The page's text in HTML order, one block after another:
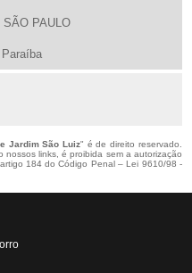
SÃO PAULO
Jardim São Luiz" é de direito reservado.
links, é proibida sem a autorização
184 do Código Penal –Lei 9610/98 -